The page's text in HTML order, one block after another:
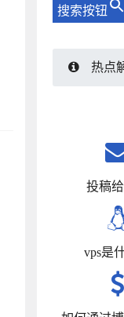
搜索按钮
热点
投稿给
vps是